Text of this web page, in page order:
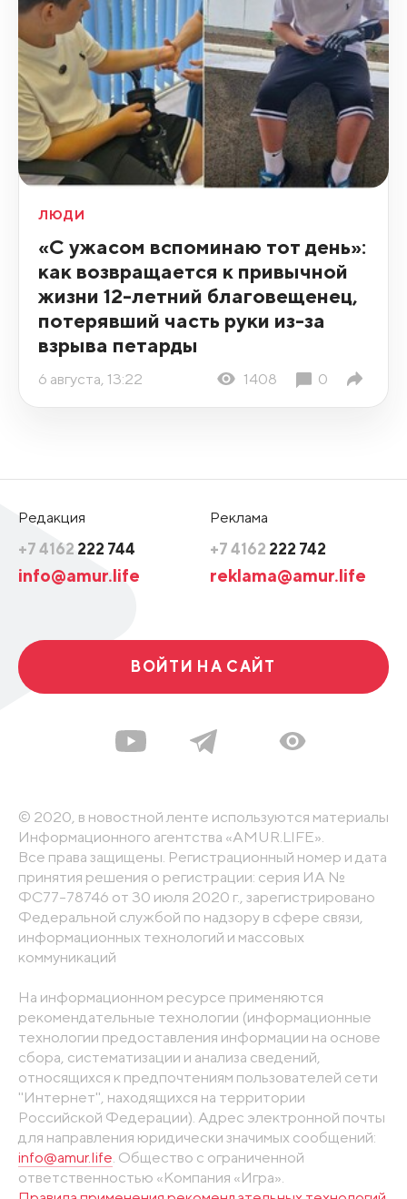
ЛЮДИ
«С ужасом вспоминаю тот день»:
как возвращается к привычной
жизни 12-летний благовещенец,
потерявший часть руки из-за
взрыва петарды
6 августа, 13:22 1408 0
Редакция
+7 4162 222 744
info@amur.life
Реклама
+7 4162 222 742
reklama@amur.life
ВОЙТИ НА САЙТ
© 2020, в новостной ленте используются материалы
Информационного агентства «AMUR.LIFE».
Все права защищены. Регистрационный номер и дата
принятия решения о регистрации: серия ИА №
ФС77-78746 от 30 июля 2020 г., зарегистрировано
Федеральной службой по надзору в сфере связи,
информационных технологий и массовых
коммуникаций
На информационном ресурсе применяются
рекомендательные технологии (информационные
технологии предоставления информации на основе
сбора, систематизации и анализа сведений,
относящихся к предпочтениям пользователей сети
"Интернет", находящихся на территории
Российской Федерации). Адрес электронной почты
для направления юридически значимых сообщений:
info@amur.life. Общество с ограниченной
ответственностью «Компания «Игра».